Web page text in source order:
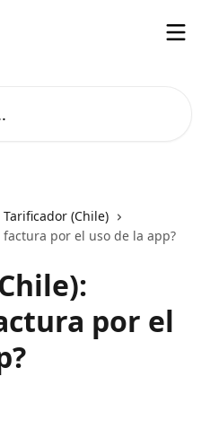
(Chile)
factura por el uso de la app?
por el